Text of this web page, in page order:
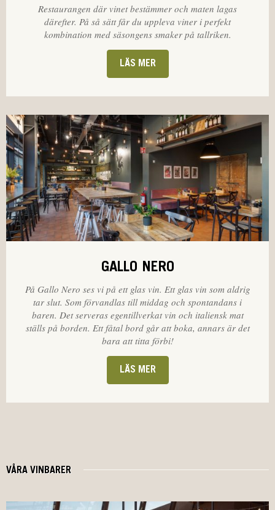
Restaurangen där vinet bestämmer och maten lagas
därefter. På så sätt får du uppleva viner i perfekt
kombination med säsongens smaker på tallriken.
LÄS MER
GALLO NERO
På Gallo Nero ses vi på ett glas vin. Ett glas vin som aldrig
tar slut. Som förvandlas till middag och spontandans i
baren. Det serveras egentillverkat vin och italiensk mat
ställs på borden. Ett fåtal bord går att boka, annars är det
bara att titta förbi!
LÄS MER
VÅRA VINBARER